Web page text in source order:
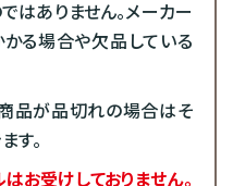
はありません。メーカー
る場合や欠品している
品が品切れの場合はそ
す。
お受けしておりません。